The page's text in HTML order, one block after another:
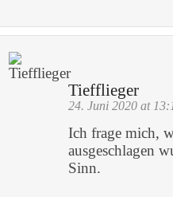
Tiefflieger
24. Juni 2020 at
Ich frage mich,
ausgeschlagen
Sinn.